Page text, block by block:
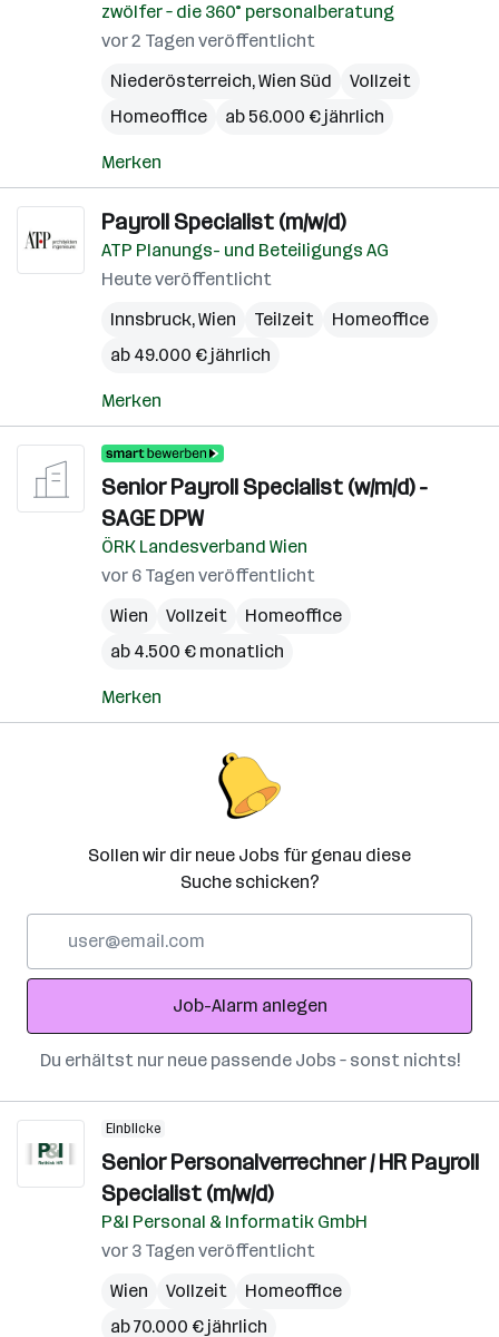
zwölfer – die 360° personalberatung
vor 2 Tagen veröffentlicht
Niederösterreich,Wien Süd
Vollzeit
Homeoffice
ab 56.000 € jährlich
Merken
Payroll Specialist (m/w/d)
ATP Planungs- und Beteiligungs AG
Heute veröffentlicht
Innsbruck,Wien Teilzeit
Homeoffice
ab 49.000 € jährlich
Merken
Senior Payroll Specialist (w/m/d) -
SAGE DPW
ÖRK Landesverband Wien
vor 6 Tagen veröffentlicht
Wien
Vollzeit
Homeoffice
ab 4.500 € monatlich
Merken
Sollen wir dir neue Jobs für genau diese
Suche schicken?
Adresse
Job-Alarm anlegen
Du erhältst nur neue passende Jobs – sonst nichts!
Einblicke
Senior Personalverrechner / HR Payroll
Specialist (m/w/d)
P&I Personal & Informatik GmbH
vor 3 Tagen veröffentlicht
Wien
Vollzeit
Homeoffice
ab 70.000 € jährlich